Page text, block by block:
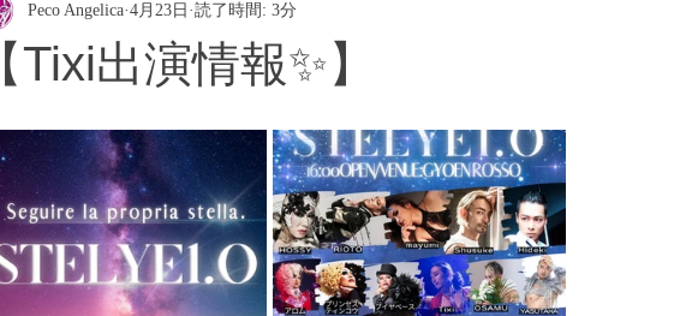
【Tixi出演情報✨】
Peco Angelica 4月23日 読了時間: 3分